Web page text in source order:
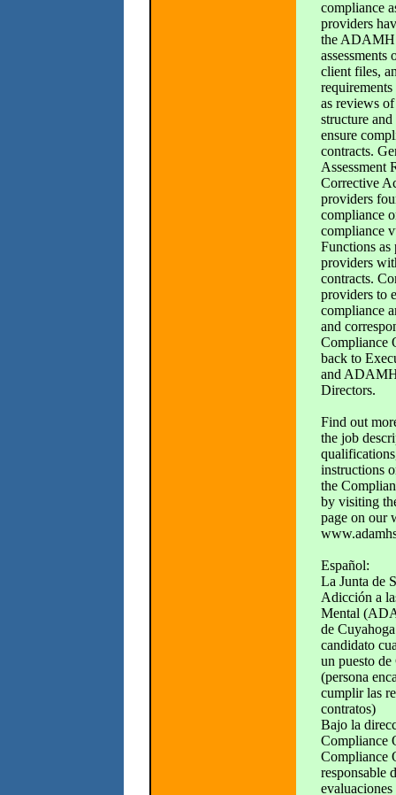
compliance
providers
the
assessments
client files,
as reviews
structure
ensure
contracts.
Assessment
Corrective
providers
compliance
compliance
Functions
providers
contracts.
providers to
compliance
and
Compliance
back to
and
Directors.
Find out
the job
instructions
the
by visiting
page on our
Español:
La Junta de
Adicción a
Mental
de
candidato
un puesto
(persona
cumplir las
contratos)
Bajo la
Compliance
Compliance
responsable